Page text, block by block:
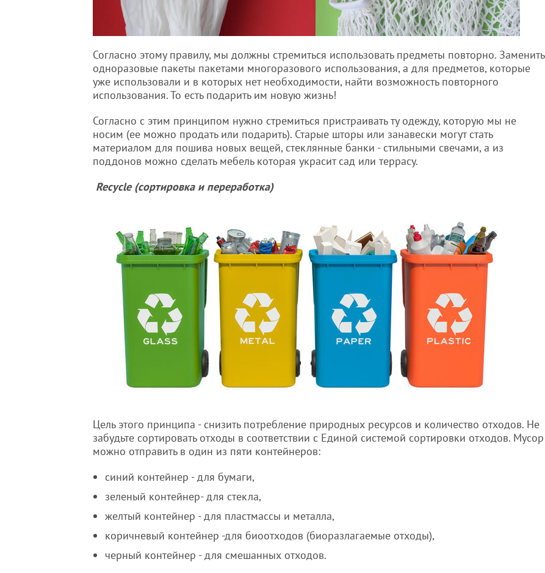
Согласно этому правилу, мы должны стремиться использовать предметы повторно. Заменить
одноразовые пакеты пакетами многоразового использования, а для предметов, которые
уже использовали и в которых нет необходимости, найти возможность повторного
использования. То есть подарить им новую жизнь!
Согласно с этим принципом нужно стремиться пристраивать ту одежду, которую мы не
носим (ее можно продать или подарить). Старые шторы или занавески могут стать
материалом для пошива новых вещей, стеклянные банки - стильными свечами, а из
поддонов можно сделать мебель которая украсит сад или террасу.
Recycle (сортировка и переработка)
Цель этого принципа - снизить потребление природных ресурсов и количество отходов. Не
забудьте сортировать отходы в соответствии с Единой системой сортировки отходов. Мусор
можно отправить в один из пяти контейнеров:
синий контейнер - для бумаги,
зеленый контейнер- для стекла,
желтый контейнер - для пластмассы и металла,
коричневый контейнер -для биоотходов (биоразлагаемые отходы),
черный контейнер - для смешанных отходов.